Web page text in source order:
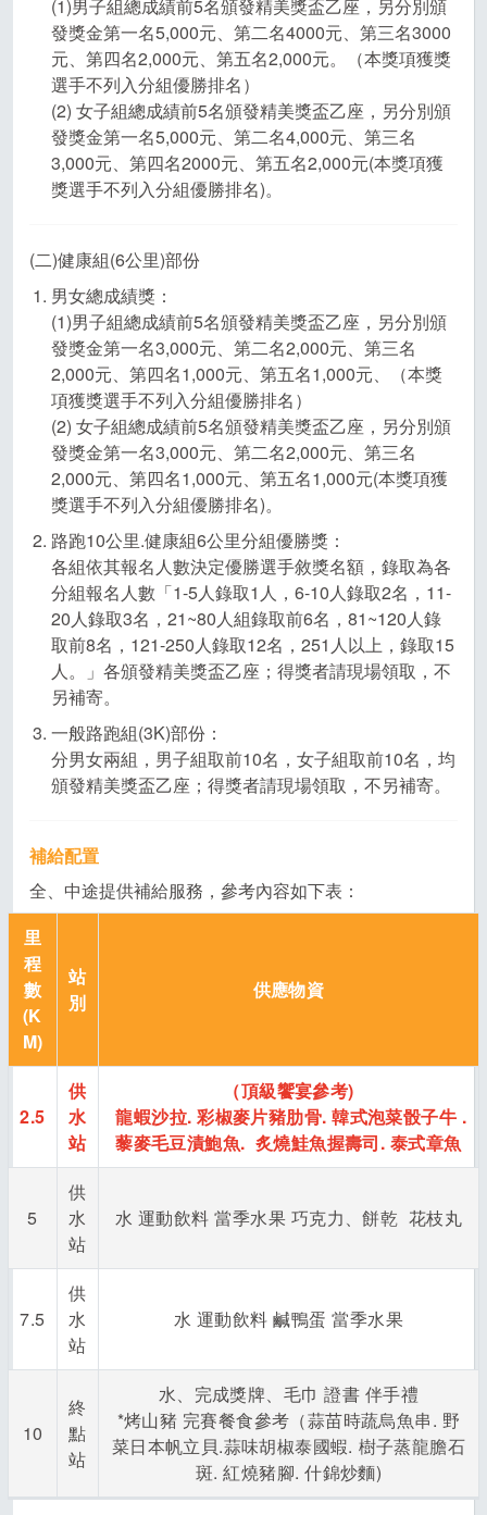
(1)男子組總成績前5名頒發精美獎盃乙座，另分別頒
發獎金第一名5,000元、第二名4000元、第三名3000
元、第四名2,000元、第五名2,000元。（本獎項獲獎
選手不列入分組優勝排名）
(2) 女子組總成績前5名頒發精美獎盃乙座，另分別頒
發獎金第一名5,000元、第二名4,000元、第三名
3,000元、第四名2000元、第五名2,000元(本獎項獲
獎選手不列入分組優勝排名)。
(二)健康組(6公里)部份
男女總成績獎：
(1)男子組總成績前5名頒發精美獎盃乙座，另分別頒
發獎金第一名3,000元、第二名2,000元、第三名
2,000元、第四名1,000元、第五名1,000元、（本獎
項獲獎選手不列入分組優勝排名）
(2) 女子組總成績前5名頒發精美獎盃乙座，另分別頒
發獎金第一名3,000元、第二名2,000元、第三名
2,000元、第四名1,000元、第五名1,000元(本獎項獲
獎選手不列入分組優勝排名)。
路跑10公里.健康組6公里分組優勝獎：
各組依其報名人數決定優勝選手敘獎名額，錄取為各
分組報名人數「1-5人錄取1人，6-10人錄取2名，11-
20人錄取3名，21~80人組錄取前6名，81~120人錄
取前8名，121-250人錄取12名，251人以上，錄取15
人。」各頒發精美獎盃乙座；得獎者請現場領取，不
另補寄。
一般路跑組(3K)部份：
分男女兩組，男子組取前10名，女子組取前10名，均
頒發精美獎盃乙座；得獎者請現場領取，不另補寄。
補給配置
全、中途提供補給服務，參考內容如下表：
里
程
數
(K
M)
站
別
供應物資
2.5
供
水
站
（頂級饗宴參考)
龍蝦沙拉. 彩椒麥片豬肋骨. 韓式泡菜骰子牛 .
藜麥毛豆漬鮑魚. 炙燒鮭魚握壽司. 泰式章魚
5
供
水
站
水 運動飲料 當季水果 巧克力、餅乾 花枝丸
7.5
供
水
站
水 運動飲料 鹹鴨蛋 當季水果
10
終
點
站
水、完成獎牌、毛巾 證書 伴手禮
*烤山豬 完賽餐食參考（蒜苗時蔬烏魚串. 野
菜日本帆立貝.蒜味胡椒泰國蝦. 樹子蒸龍膽石
斑. 紅燒豬腳. 什錦炒麵)